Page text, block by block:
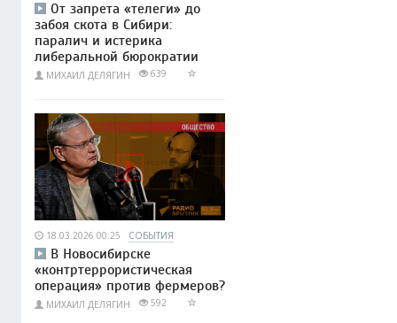
От запрета «телеги» до
забоя скота в Сибири:
паралич и истерика
либеральной бюрократии
МИХАИЛ ДЕЛЯГИН 639
18.03.2026 00:25 СОБЫТИЯ
В Новосибирске
«контртеррористическая
операция» против фермеров?
МИХАИЛ ДЕЛЯГИН 592